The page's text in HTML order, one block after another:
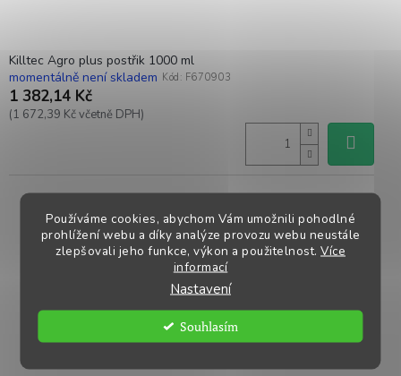
Používáme cookies, abychom Vám umožnili pohodlné
prohlížení webu a díky analýze provozu webu neustále
zlepšovali jeho funkce, výkon a použitelnost. Více
informací
Nastavení
Souhlasím
Killtec Agro plus postřik 1000 ml
momentálně není skladem Kód: F670903
1 382,14 Kč
(1 672,39 Kč včetně DPH)